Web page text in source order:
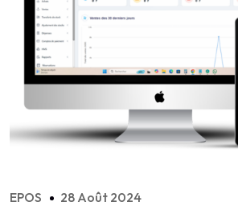
EPOS 28 Août 2024